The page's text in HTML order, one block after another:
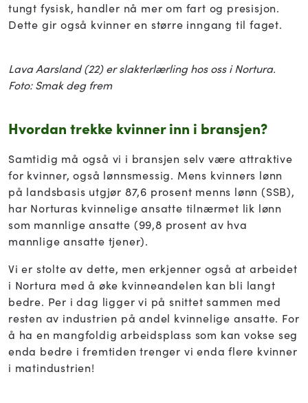
tungt fysisk, handler nå mer om fart og presisjon.
Dette gir også kvinner en større inngang til faget.
Lava Aarsland (22) er slakterlærling hos oss i Nortura.
Foto: Smak deg frem
Hvordan trekke kvinner inn i bransjen?
Samtidig må også vi i bransjen selv være attraktive
for kvinner, også lønnsmessig. Mens kvinners lønn
på landsbasis utgjør 87,6 prosent menns lønn (SSB),
har Norturas kvinnelige ansatte tilnærmet lik lønn
som mannlige ansatte (99,8 prosent av hva
mannlige ansatte tjener).
Vi er stolte av dette, men erkjenner også at arbeidet
i Nortura med å øke kvinneandelen kan bli langt
bedre. Per i dag ligger vi på snittet sammen med
resten av industrien på andel kvinnelige ansatte. For
å ha en mangfoldig arbeidsplass som kan vokse seg
enda bedre i fremtiden trenger vi enda flere kvinner
i matindustrien!